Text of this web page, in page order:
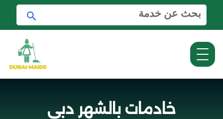
ل
ب
ح
ث
ع
ب
ح
ث
خادمات بالشهر دبي